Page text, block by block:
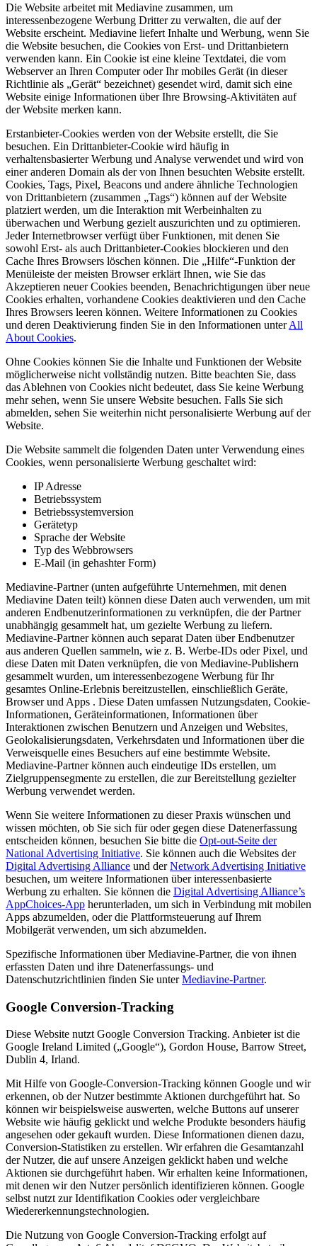
Die Website arbeitet mit Mediavine zusammen, um
interessenbezogene Werbung Dritter zu verwalten, die auf der
Website erscheint. Mediavine liefert Inhalte und Werbung, wenn Sie
die Website besuchen, die Cookies von Erst- und Drittanbietern
verwenden kann. Ein Cookie ist eine kleine Textdatei, die vom
Webserver an Ihren Computer oder Ihr mobiles Gerät (in dieser
Richtlinie als „Gerät“ bezeichnet) gesendet wird, damit sich eine
Website einige Informationen über Ihre Browsing-Aktivitäten auf
der Website merken kann.
Erstanbieter-Cookies werden von der Website erstellt, die Sie
besuchen. Ein Drittanbieter-Cookie wird häufig in
verhaltensbasierter Werbung und Analyse verwendet und wird von
einer anderen Domain als der von Ihnen besuchten Website erstellt.
Cookies, Tags, Pixel, Beacons und andere ähnliche Technologien
von Drittanbietern (zusammen „Tags“) können auf der Website
platziert werden, um die Interaktion mit Werbeinhalten zu
überwachen und Werbung gezielt auszurichten und zu optimieren.
Jeder Internetbrowser verfügt über Funktionen, mit denen Sie
sowohl Erst- als auch Drittanbieter-Cookies blockieren und den
Cache Ihres Browsers löschen können. Die „Hilfe“-Funktion der
Menüleiste der meisten Browser erklärt Ihnen, wie Sie das
Akzeptieren neuer Cookies beenden, Benachrichtigungen über neue
Cookies erhalten, vorhandene Cookies deaktivieren und den Cache
Ihres Browsers leeren können. Weitere Informationen zu Cookies
und deren Deaktivierung finden Sie in den Informationen unterAll
About Cookies.
Ohne Cookies können Sie die Inhalte und Funktionen der Website
möglicherweise nicht vollständig nutzen. Bitte beachten Sie, dass
das Ablehnen von Cookies nicht bedeutet, dass Sie keine Werbung
mehr sehen, wenn Sie unsere Website besuchen. Falls Sie sich
abmelden, sehen Sie weiterhin nicht personalisierte Werbung auf der
Website.
Die Website sammelt die folgenden Daten unter Verwendung eines
Cookies, wenn personalisierte Werbung geschaltet wird:
IP Adresse
Betriebssystem
Betriebssystemversion
Gerätetyp
Sprache der Website
Typ des Webbrowsers
E-Mail (in gehashter Form)
Mediavine-Partner (unten aufgeführte Unternehmen, mit denen
Mediavine Daten teilt) können diese Daten auch verwenden, um mit
anderen Endbenutzerinformationen zu verknüpfen, die der Partner
unabhängig gesammelt hat, um gezielte Werbung zu liefern.
Mediavine-Partner können auch separat Daten über Endbenutzer
aus anderen Quellen sammeln, wie z. B. Werbe-IDs oder Pixel, und
diese Daten mit Daten verknüpfen, die von Mediavine-Publishern
gesammelt wurden, um interessenbezogene Werbung für Ihr
gesamtes Online-Erlebnis bereitzustellen, einschließlich Geräte,
Browser und Apps . Diese Daten umfassen Nutzungsdaten, Cookie-
Informationen, Geräteinformationen, Informationen über
Interaktionen zwischen Benutzern und Anzeigen und Websites,
Geolokalisierungsdaten, Verkehrsdaten und Informationen über die
Verweisquelle eines Besuchers auf eine bestimmte Website.
Mediavine-Partner können auch eindeutige IDs erstellen, um
Zielgruppensegmente zu erstellen, die zur Bereitstellung gezielter
Werbung verwendet werden.
Wenn Sie weitere Informationen zu dieser Praxis wünschen und
wissen möchten, ob Sie sich für oder gegen diese Datenerfassung
entscheiden können, besuchen Sie bitte die Opt-out-Seite der
National Advertising Initiative. Sie können auch die Websites der
Digital Advertising Alliance und derNetwork Advertising Initiative
besuchen, um weitere Informationen über interessenbasierte
Werbung zu erhalten. Sie können die Digital Advertising Alliance’s
AppChoices-App herunterladen, um sich in Verbindung mit mobilen
Apps abzumelden, oder die Plattformsteuerung auf Ihrem
Mobilgerät verwenden, um sich abzumelden.
Spezifische Informationen über Mediavine-Partner, die von ihnen
erfassten Daten und ihre Datenerfassungs- und
Datenschutzrichtlinien finden Sie unterMediavine-Partner.
Google Conversion-Tracking
Diese Website nutzt Google Conversion Tracking. Anbieter ist die
Google Ireland Limited („Google“), Gordon House, Barrow Street,
Dublin 4, Irland.
Mit Hilfe von Google-Conversion-Tracking können Google und wir
erkennen, ob der Nutzer bestimmte Aktionen durchgeführt hat. So
können wir beispielsweise auswerten, welche Buttons auf unserer
Website wie häufig geklickt und welche Produkte besonders häufig
angesehen oder gekauft wurden. Diese Informationen dienen dazu,
Conversion-Statistiken zu erstellen. Wir erfahren die Gesamtanzahl
der Nutzer, die auf unsere Anzeigen geklickt haben und welche
Aktionen sie durchgeführt haben. Wir erhalten keine Informationen,
mit denen wir den Nutzer persönlich identifizieren können. Google
selbst nutzt zur Identifikation Cookies oder vergleichbare
Wiedererkennungstechnologien.
Die Nutzung von Google Conversion-Tracking erfolgt auf